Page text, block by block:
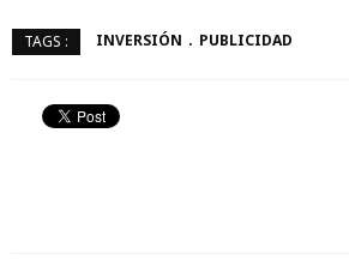
TAGS : INVERSIÓN PUBLICIDAD